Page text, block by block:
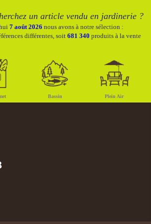
un article vendu en jardinerie ?
7 août 2026 nous avons à notre sélection :
différentes, soit 681 340 produits à la vente
Bassin Plein Air